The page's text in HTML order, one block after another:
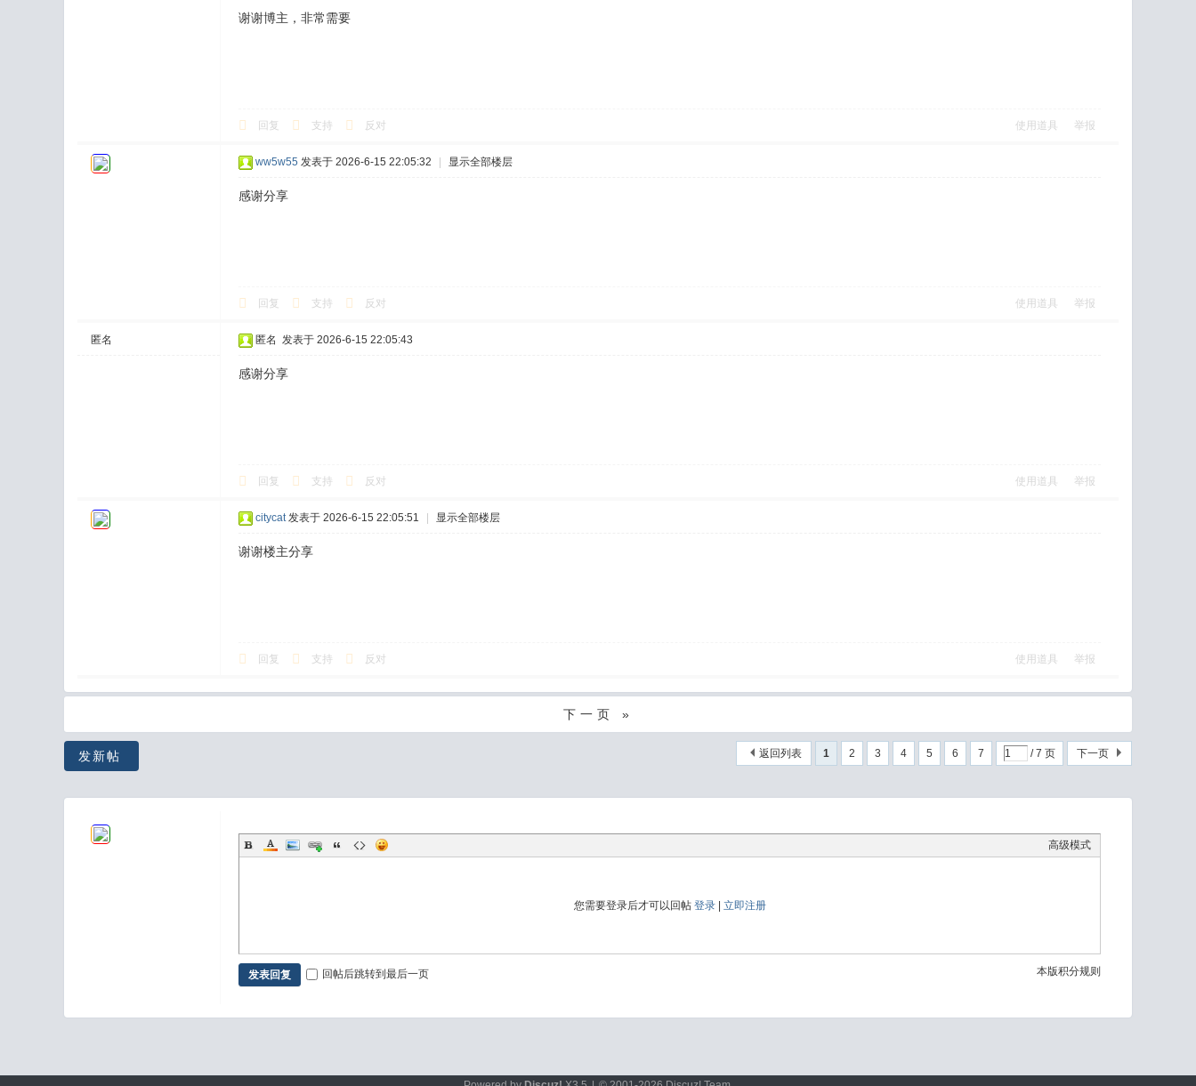
谢谢博主，非常需要
回复 支持 反对 使用道具 举报
ww5w55 发表于 2026-6-15 22:05:32 显示全部楼层
感谢分享
回复 支持 反对 使用道具 举报
匿名 匿名 发表于 2026-6-15 22:05:43
感谢分享
回复 支持 反对 使用道具 举报
citycat 发表于 2026-6-15 22:05:51 显示全部楼层
谢谢楼主分享
回复 支持 反对 使用道具 举报
下一页 »
1 2 3 4 5 6 7 / 7 页 下一页
返回列表
发新帖
高级模式
您需要登录后才可以回帖 登录| 立即注册
本版积分规则
发表回复 回帖后跳转到最后一页